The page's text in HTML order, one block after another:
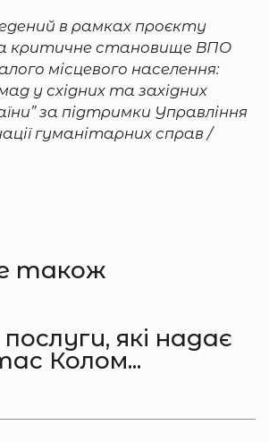
в рамках проєкту
критичне становище ВПО
місцевого населення:
у східних та західних
за підтримки Управління
гуманітарних справ /
також
послуги, які надає
Колом...